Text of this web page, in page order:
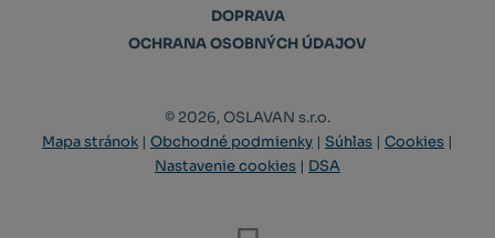
DOPRAVA
OCHRANA OSOBNÝCH ÚDAJOV
© 2026, OSLAVAN s.r.o.
Mapa stránok | Obchodné podmienky | Súhlas | Cookies |
Nastavenie cookies | DSA